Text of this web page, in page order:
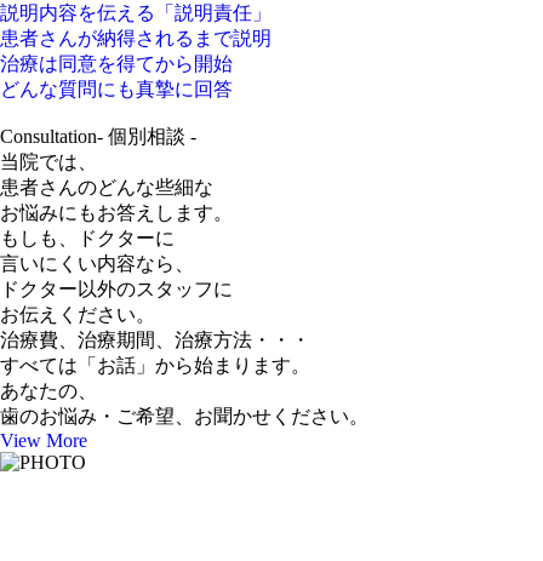
説明内容を伝える
「 説明責任 」
患者さんが納得されるまで説明
治療は同意を得てから開始
どんな質問にも真摯に 回答
Consultation- 個別相談 -
当院では、
患者さんのどんな些細な
お悩みにもお答えします。
もしも、ドクターに
言いにくい内容なら、
ドクター以外のスタッフに
お伝えください。
治療費、治療期間、治療方法・・・
すべては「お話」から始まります。
あなたの、
歯のお悩み・ご希望、お聞かせください。
View More